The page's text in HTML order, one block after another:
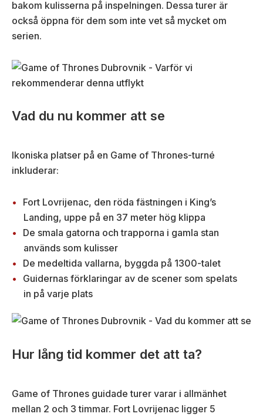
bakom kulisserna på inspelningen. Dessa turer är
också öppna för dem som inte vet så mycket om
serien.
Vad du nu kommer att se
Ikoniska platser på en Game of Thrones-turné
inkluderar:
Fort Lovrijenac, den röda fästningen i King’s
Landing, uppe på en 37 meter hög klippa
De smala gatorna och trapporna i gamla stan
används som kulisser
De medeltida vallarna, byggda på 1300-talet
Guidernas förklaringar av de scener som spelats
in på varje plats
Hur lång tid kommer det att ta?
Game of Thrones guidade turer varar i allmänhet
mellan 2 och 3 timmar. Fort Lovrijenac ligger 5